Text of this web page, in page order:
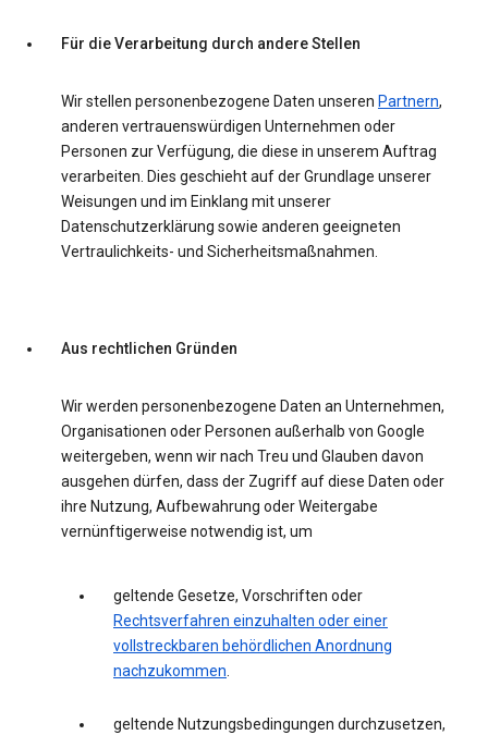
Für die Verarbeitung durch andere Stellen
Wir stellen personenbezogene Daten unseren Partnern,
anderen vertrauenswürdigen Unternehmen oder
Personen zur Verfügung, die diese in unserem Auftrag
verarbeiten. Dies geschieht auf der Grundlage unserer
Weisungen und im Einklang mit unserer
Datenschutzerklärung sowie anderen geeigneten
Vertraulichkeits- und Sicherheitsmaßnahmen.
Aus rechtlichen Gründen
Wir werden personenbezogene Daten an Unternehmen,
Organisationen oder Personen außerhalb von Google
weitergeben, wenn wir nach Treu und Glauben davon
ausgehen dürfen, dass der Zugriff auf diese Daten oder
ihre Nutzung, Aufbewahrung oder Weitergabe
vernünftigerweise notwendig ist, um
geltende Gesetze, Vorschriften oder
Rechtsverfahren einzuhalten oder einer
vollstreckbaren behördlichen Anordnung
nachzukommen.
geltende Nutzungsbedingungen durchzusetzen,